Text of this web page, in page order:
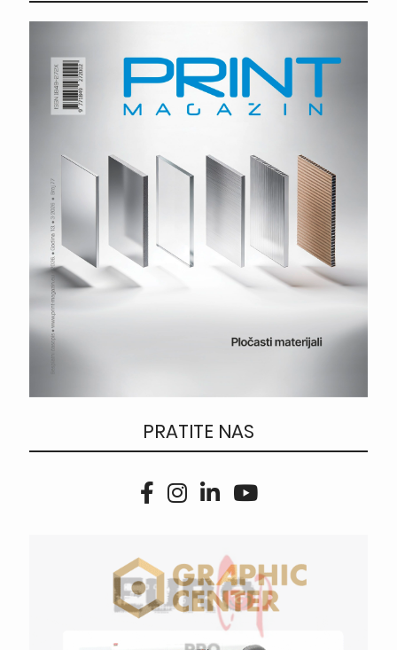
PRATITE NAS